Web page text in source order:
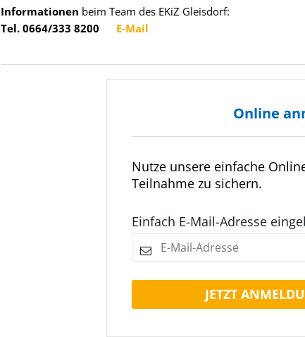
Informationen beim Team des EKiZ Gleisdorf:
Tel. 0664/333 8200
E-Mail
Online
Nutze unsere einfache
Teilnahme zu sichern.
Einfach E-Mail-Adresse
JETZT